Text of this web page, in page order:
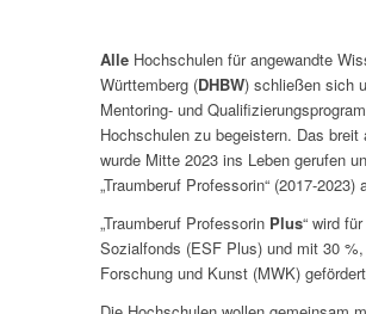
Alle Hochschulen für angewandte
Württemberg (DHBW) schließen sich
Mentoring- und
Hochschulen zu begeistern. Das breit
wurde Mitte 2023 ins Leben gerufen
„Traumberuf Professorin“ (2017-2023)
„Traumberuf Professorin Plus“ wird
Sozialfonds (ESF Plus) und mit 30
Forschung und Kunst (MWK)